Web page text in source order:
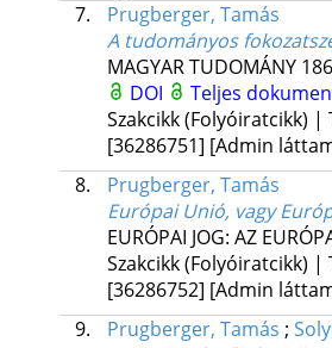
7.
Prugberger, Tamás
A tudományos
MAGYAR TUDOMÁNY 186
DOI
Teljes
Szakcikk (Folyóiratcikk) |
[36286751] [Admin
8.
Prugberger, Tamás
Európai Unió, vagy
EURÓPAI JOG: AZ
Szakcikk (Folyóiratcikk) |
[36286752] [Admin
9.
Prugberger, Tamás ;